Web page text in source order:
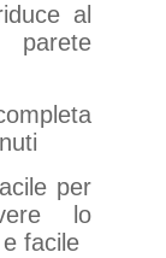
al
per
lo
facile